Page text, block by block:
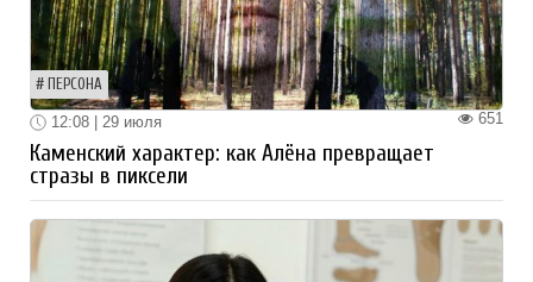
ПЕРСОНА
651
12:08 | 29 июля
Каменский характер: как Алёна превращает
стразы в пиксели